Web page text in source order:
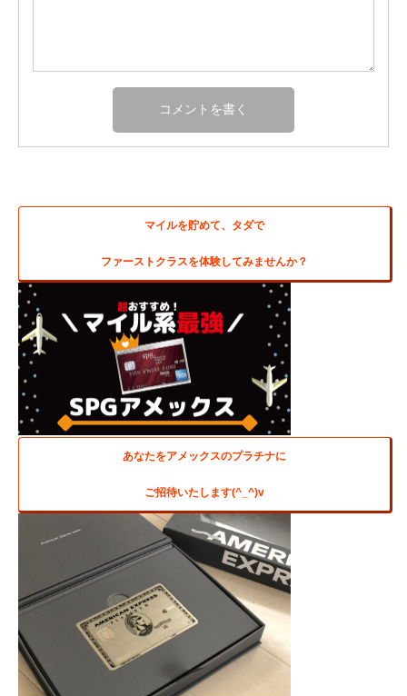
マイルを貯めて、タダで
ファーストクラスを体験してみませんか？
あなたをアメックスのプラチナに
ご招待いたします(^_^)v